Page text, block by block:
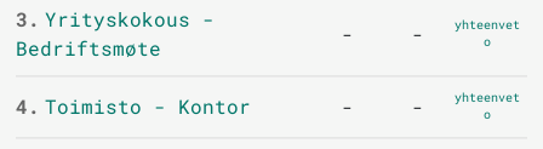
3. Yrityskokous -
Bedriftsmøte
- -
yhteenvet
o
4. Toimisto - Kontor - -
yhteenvet
o